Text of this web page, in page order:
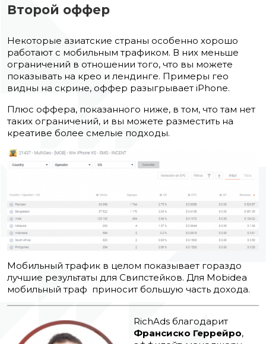
Второй оффер
Некоторые азиатские страны особенно хорошо
работают с мобильным трафиком. В них меньше
ограничений в отношении того, что вы можете
показывать на крео и лендинге. Примеры гео
видны на скрине, оффер разыгрывает iPhone.
Плюс оффера, показанного ниже, в том, что там нет
таких ограничений, и вы можете разместить на
креативе более смелые подходы.
Мобильный трафик в целом показывает гораздо
лучшие результаты для Свипстейков. Для Mobidea
мобильный траф приносит большую часть дохода.
RichAds благодарит
Франсиско Геррейро,